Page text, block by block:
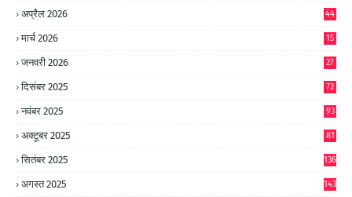
अप्रैल 2026 44
मार्च 2026 15
जनवरी 2026 27
दिसंबर 2025 72
नवंबर 2025 93
अक्टूबर 2025 81
सितंबर 2025 136
अगस्त 2025 143